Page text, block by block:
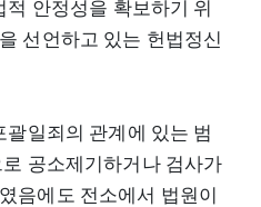
안정성을 확보하기 위
선언하고 있는 헌법정신
일죄의 관계에 있는 범
공소제기하거나 검사가
음에도 전소에서 법원이